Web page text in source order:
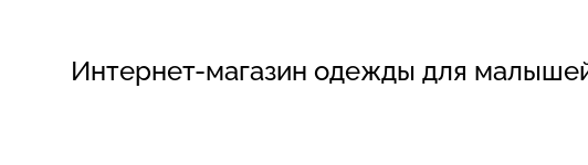
Интернет-магазин одежды для